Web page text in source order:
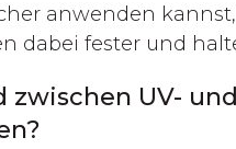
anwenden
dabei fester und
zwischen UV-